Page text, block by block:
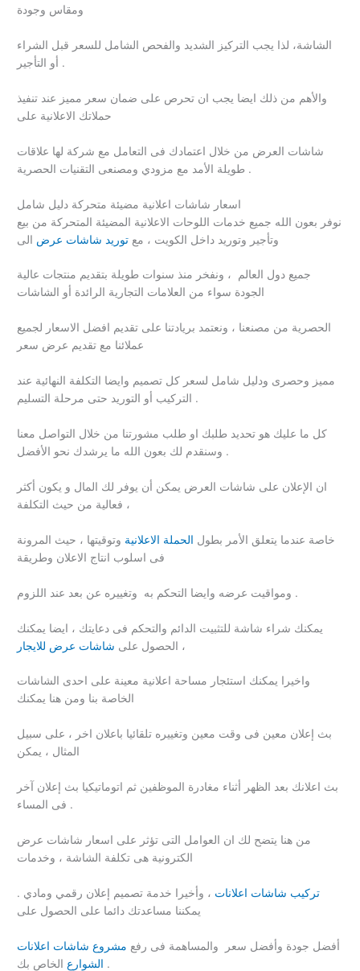
ومقاس وجودة
الشاشة، لذا يجب التركيز الشديد والفحص الشامل للسعر قبل الشراء
أو التأجير .
والأهم من ذلك ايضا يجب ان تحرص على ضمان سعر مميز عند تنفيذ
حملاتك الاعلانية على
شاشات العرض من خلال اعتمادك فى التعامل مع شركة لها علاقات
طويلة الأمد مع مزودي ومصنعى التقنيات الحصرية .
اسعار شاشات اعلانية مضيئة متحركة دليل شامل
نوفر بعون الله جميع خدمات اللوحات الاعلانية المضيئة المتحركة من بيع
وتأجير وتوريد داخل الكويت ، مع توريد شاشات عرض الى
جميع دول العالم ، ونفخر منذ سنوات طويلة بتقديم منتجات عالية
الجودة سواء من العلامات التجارية الرائدة أو الشاشات
الحصرية من مصنعنا ، ونعتمد بريادتنا على تقديم افضل الاسعار لجميع
عملائنا مع تقديم عرض سعر
مميز وحصرى ودليل شامل لسعر كل تصميم وايضا التكلفة النهائية عند
التركيب أو التوريد حتى مرحلة التسليم .
كل ما عليك هو تحديد طلبك او طلب مشورتنا من خلال التواصل معنا
وسنقدم لك بعون الله ما يرشدك نحو الأفضل .
ان الإعلان على شاشات العرض يمكن أن يوفر لك المال و يكون أكثر
فعالية من حيث التكلفة ،
خاصة عندما يتعلق الأمر بطول الحملة الاعلانية وتوقيتها ، حيث المرونة
فى اسلوب انتاج الاعلان وطريقة
ومواقيت عرضه وايضا التحكم به وتغييره عن بعد عند اللزوم .
يمكنك شراء شاشة للتثبيت الدائم والتحكم فى دعايتك ، ايضا يمكنك
الحصول على شاشات عرض للايجار ،
واخيرا يمكنك استئجار مساحة اعلانية معينة على احدى الشاشات
الخاصة بنا ومن هنا يمكنك
بث إعلان معين فى وقت معين وتغييره تلقائيا باعلان اخر ، على سبيل
المثال ، يمكن
بث اعلانك بعد الظهر أثناء مغادرة الموظفين ثم اتوماتيكيا بث إعلان آخر
فى المساء .
من هنا يتضح لك ان العوامل التى تؤثر على اسعار شاشات عرض
الكترونية هى تكلفة الشاشة ، وخدمات
تركيب شاشات اعلانات ، وأخيرا خدمة تصميم إعلان رقمي ومادي .
يمكننا مساعدتك دائما على الحصول على
أفضل جودة وأفضل سعر والمساهمة فى رفع مشروع شاشات اعلانات
الشوارع الخاص بك .